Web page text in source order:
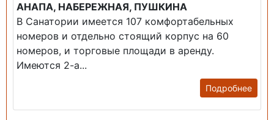
АНАПА, НАБЕРЕЖНАЯ, ПУШКИНА
В Санатории имеется 107 комфортабельных
номеров и отдельно стоящий корпус на 60
номеров, и торговые площади в аренду.
Имеются 2-а...
Подробнее